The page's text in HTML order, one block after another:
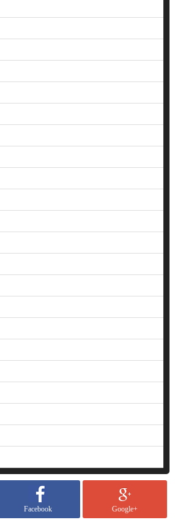
Facebook Google+